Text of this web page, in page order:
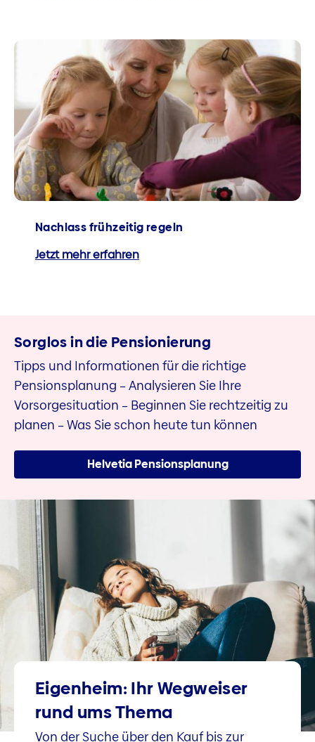
Nachlass frühzeitig regeln
Jetzt mehr erfahren
Sorglos in die Pensionierung
Tipps und Informationen für die richtige
Pensionsplanung – Analysieren Sie Ihre
Vorsorgesituation – Beginnen Sie rechtzeitig zu
planen – Was Sie schon heute tun können
Helvetia Pensionsplanung
Eigenheim: Ihr Wegweiser
rund ums Thema
Von der Suche über den Kauf bis zur